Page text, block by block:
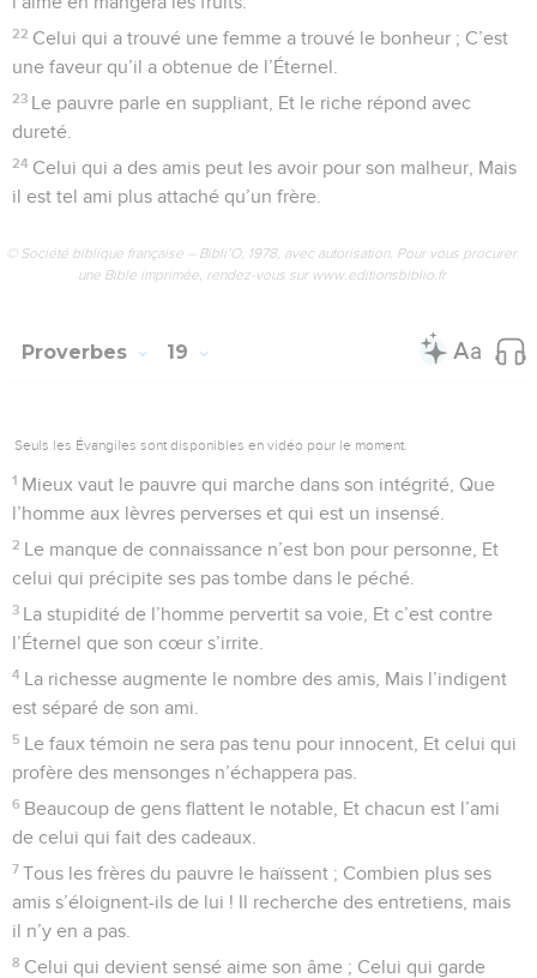
22 Celui qui a trouvé une femme a trouvé le bonheur ; C’est
une faveur qu’il a obtenue de l’Éternel.
23 Le pauvre parle en suppliant, Et le riche répond avec
dureté.
24 Celui qui a des amis peut les avoir pour son malheur, Mais
il est tel ami plus attaché qu’un frère.
© Société biblique française – Bibli’O, 1978, avec autorisation. Pour vous procurer
une Bible imprimée, rendez-vous sur www.editionsbiblio.fr
Proverbes 19
Seuls les Évangiles sont disponibles en vidéo pour le moment.
1 Mieux vaut le pauvre qui marche dans son intégrité, Que
l’homme aux lèvres perverses et qui est un insensé.
2 Le manque de connaissance n’est bon pour personne, Et
celui qui précipite ses pas tombe dans le péché.
3 La stupidité de l’homme pervertit sa voie, Et c’est contre
l’Éternel que son cœur s’irrite.
4 La richesse augmente le nombre des amis, Mais l’indigent
est séparé de son ami.
5 Le faux témoin ne sera pas tenu pour innocent, Et celui qui
profère des mensonges n’échappera pas.
6 Beaucoup de gens flattent le notable, Et chacun est l’ami
de celui qui fait des cadeaux.
7 Tous les frères du pauvre le haïssent ; Combien plus ses
amis s’éloignent-ils de lui ! Il recherche des entretiens, mais
il n’y en a pas.
8 Celui qui devient sensé aime son âme ; Celui qui garde